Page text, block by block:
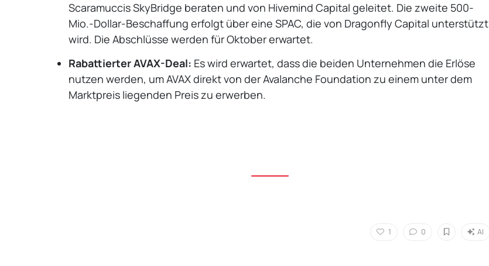
Scaramuccis SkyBridge beraten und von Hivemind Capital geleitet. Die zweite 500-
Mio.-Dollar-Beschaffung erfolgt über eine SPAC, die von Dragonfly Capital unterstützt
wird. Die Abschlüsse werden für Oktober erwartet.
Rabattierter AVAX-Deal: Es wird erwartet, dass die beiden Unternehmen die Erlöse
nutzen werden, um AVAX direkt von der Avalanche Foundation zu einem unter dem
Marktpreis liegenden Preis zu erwerben.
1 0 AI